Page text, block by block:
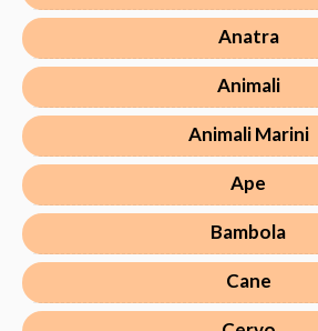
Anatra
Animali
Animali Marini
Ape
Bambola
Cane